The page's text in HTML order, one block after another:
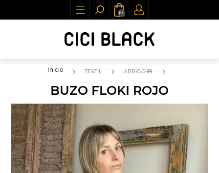
(0)
Inicio TEXTIL ABRIGO 🧸
BUZO FLOKI ROJO